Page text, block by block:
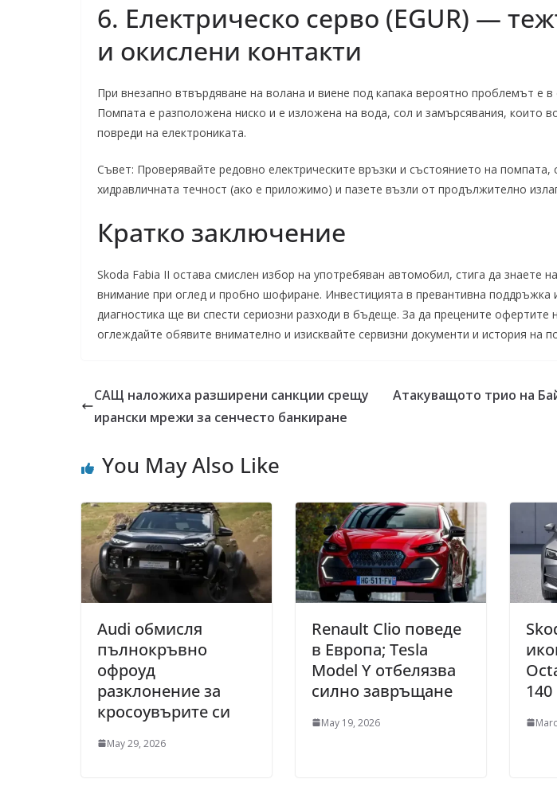
6. Електрическо серво (EGUR) —
и окислени контакти
При внезапно втвърдяване на волана и виене под капака вероятно проблемът е в
Помпата е разположена ниско и е изложена на вода, сол и замърсявания, които
повреди на електрониката.
Съвет: Проверявайте редовно електрическите връзки и състоянието на помпата,
хидравличната течност (ако е приложимо) и пазете възли от продължително
Кратко заключение
Skoda Fabia II остава смислен избор на употребяван автомобил, стига да знаете
внимание при оглед и пробно шофиране. Инвестицията в превантивна поддръжка
диагностика ще ви спести сериозни разходи в бъдеще. За да прецените офертите
оглеждайте обявите внимателно и изисквайте сервизни документи и история на
САЩ наложиха разширени санкции срещу
ирански мрежи за сенчесто банкиране
Атакуващото трио на
You May Also Like
Audi обмисля
пълнокръвно
офроуд
разклонение за
кросоувърите си
May 29, 2026
Renault Clio поведе
в Европа; Tesla
Model Y отбелязва
силно завръщане
May 19, 2026